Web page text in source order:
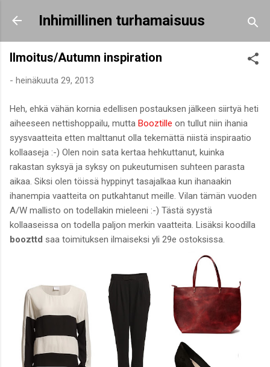
Siirry pääsisältöön
Inhimillinen turhamaisuus
Ilmoitus/Autumn inspiration
- heinäkuuta 29, 2013
Heh, ehkä vähän kornia edellisen postauksen jälkeen siirtyä heti
aiheeseen nettishoppailu, mutta Booztille on tullut niin ihania
syysvaatteita etten malttanut olla tekemättä niistä inspiraatio
kollaaseja :-) Olen noin sata kertaa hehkuttanut, kuinka
rakastan syksyä ja syksy on pukeutumisen suhteen parasta
aikaa. Siksi olen töissä hyppinyt tasajalkaa kun ihanaakin
ihanempia vaatteita on putkahtanut meille. Vilan tämän vuoden
A/W mallisto on todellakin mieleeni :-) Tästä syystä
kollaaseissa on todella paljon merkin vaatteita. Lisäksi koodilla
boozttd saa toimituksen ilmaiseksi yli 29e ostoksissa.